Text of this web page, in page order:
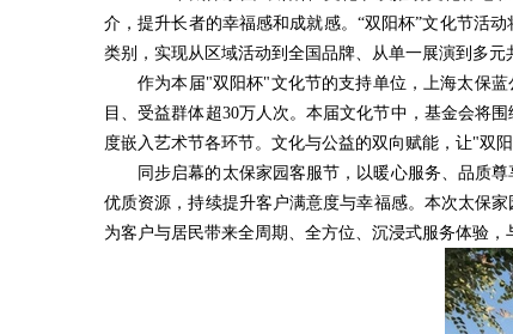
介，提升长者的幸福感和成就感。“双阳杯”文化节活
类别，实现从区域活动到全国品牌、从单一展演到多元
作为本届"双阳杯"文化节的支持单位，上海太保
目、受益群体超30万人次。本届文化节中，基金会将
度嵌入艺术节各环节。文化与公益的双向赋能，让"双
同步启幕的太保家园客服节，以暖心服务、品质
优质资源，持续提升客户满意度与幸福感。本次太保
为客户与居民带来全周期、全方位、沉浸式服务体验，